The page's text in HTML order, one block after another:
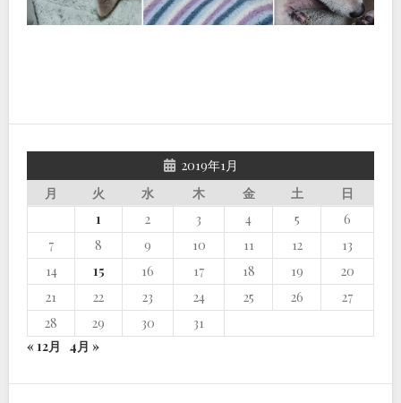
2019年1月
月
火 水 木 金 土
日
1
2 3 4 5
6
7
8 9 10 11 12
13
14
15 16 17 18 19
20
21
22 23 24 25 26
27
28
29 30
31
« 12月
4月 »